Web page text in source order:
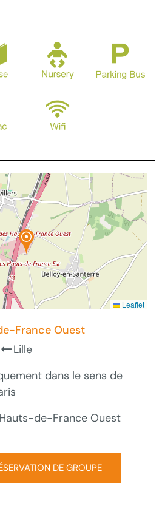
Leaflet
France Ouest
Lille
dans le sens de
de-France Ouest
DE GROUPE